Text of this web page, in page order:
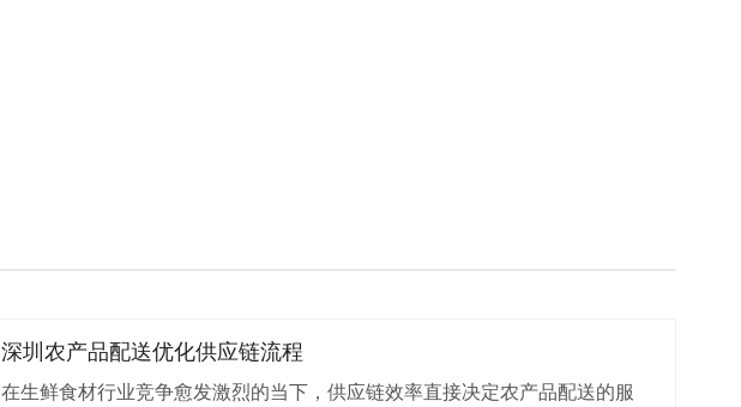
深圳农产品配送优化供应链流程
在生鲜食材行业竞争愈发激烈的当下，供应链效率直接决定农产品配送的服